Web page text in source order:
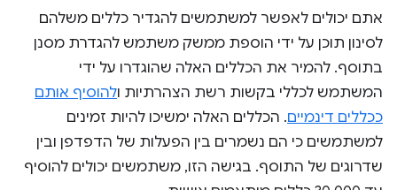
אתם יכולים לאפשר למשתמשים להגדיר כללים משלהם
לסינון תוכן על ידי הוספת ממשק משתמש להגדרת מסנן
בתוסף. להמיר את הכללים האלה שהוגדרו על ידי
המשתמש לכללי בקשות רשת הצהרתיות ולהוסיף אותם
ככללים דינמיים. הכללים האלה ימשיכו להיות זמינים
למשתמשים כי הם נשמרים בין הפעלות של הדפדפן ובין
שדרוגים של התוסף. בגישה הזו, משתמשים יכולים להוסיף